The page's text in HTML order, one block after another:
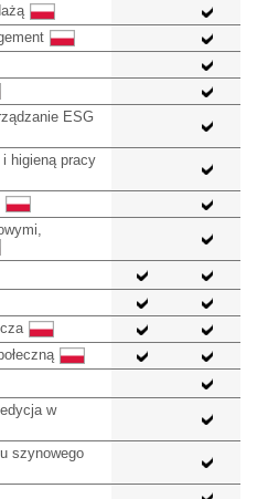
ESG
higieną pracy
w
szynowego